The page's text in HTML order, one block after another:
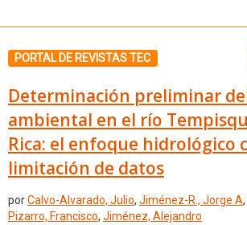
PORTAL DE REVISTAS TEC
Determinación preliminar
ambiental en el río
Rica: el enfoque hidrológico
limitación de datos
porCalvo-Alvarado, Julio, Jiménez-R., Jorge A,
Pizarro, Francisco, Jiménez, Alejandro